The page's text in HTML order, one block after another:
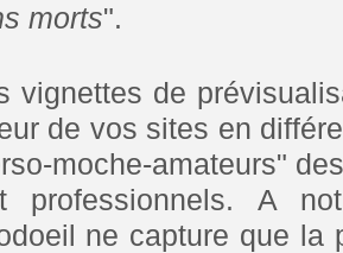
morts".
vignettes de
de vos sites en
moche-amateurs"
professionnels. A
ne capture que la